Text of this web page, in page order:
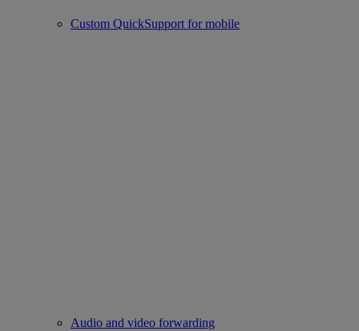
Custom QuickSupport for mobile
Audio and video forwarding